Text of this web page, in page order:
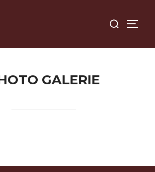
for:
GALERIE